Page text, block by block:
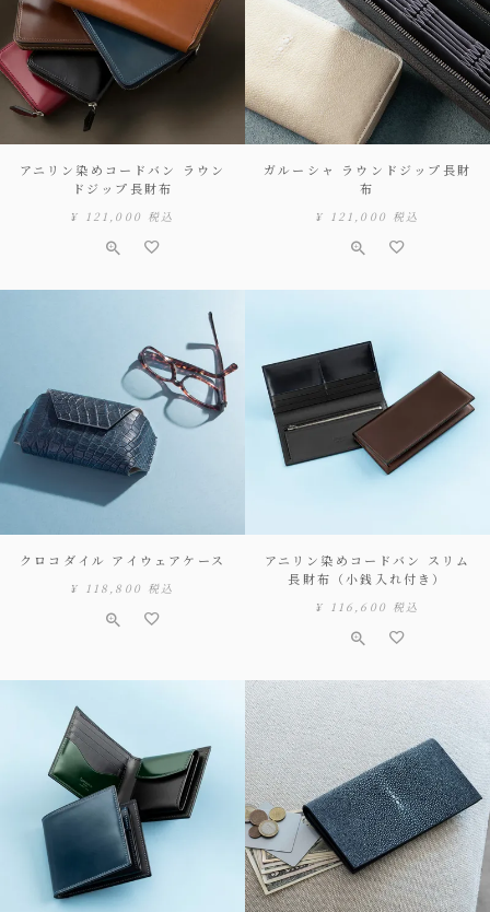
アニリン染めコードバン ラウン
ドジップ長財布
¥ 121,000 税込
ガルーシャ ラウンドジップ長財
布
¥ 121,000 税込
クロコダイル アイウェアケース
¥ 118,800 税込
アニリン染めコードバン スリム
長財布（小銭入れ付き）
¥ 116,600 税込